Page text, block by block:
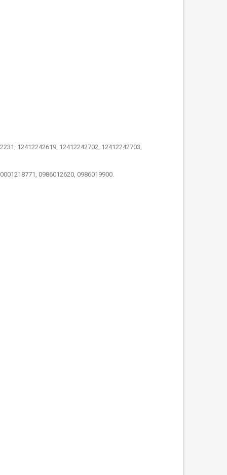
12412242619, 12412242702, 12412242703,
0986012620, 0986019900.